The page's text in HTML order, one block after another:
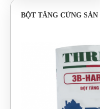
BỘT TĂNG CỨNG SÀN